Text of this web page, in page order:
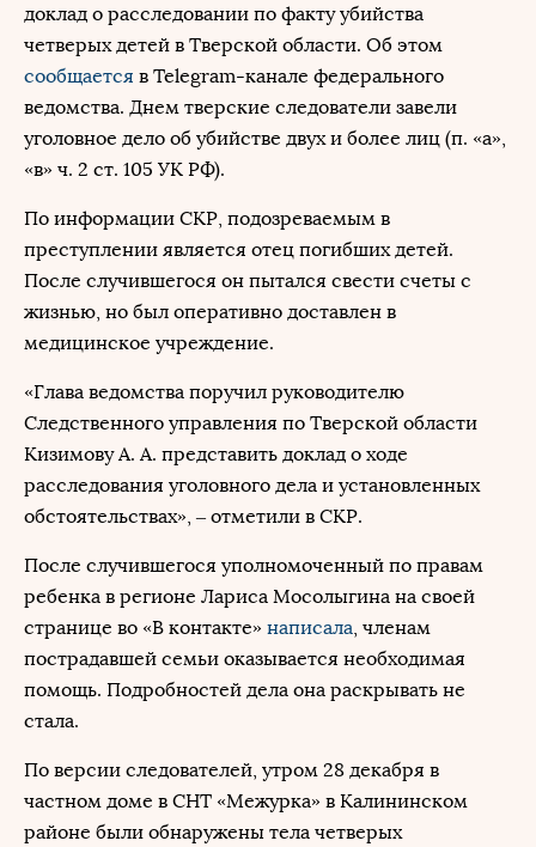
доклад о расследовании по факту убийства
четверых детей в Тверской области. Об этом
сообщается в Telegram-канале федерального
ведомства. Днем тверские следователи завели
уголовное дело об убийстве двух и более лиц (п. «а»,
«в» ч. 2 ст. 105 УК РФ).
По информации СКР, подозреваемым в
преступлении является отец погибших детей.
После случившегося он пытался свести счеты с
жизнью, но был оперативно доставлен в
медицинское учреждение.
«Глава ведомства поручил руководителю
Следственного управления по Тверской области
Кизимову А. А. представить доклад о ходе
расследования уголовного дела и установленных
обстоятельствах», – отметили в СКР.
После случившегося уполномоченный по правам
ребенка в регионе Лариса Мосолыгина на своей
странице во «В контакте» написала, членам
пострадавшей семьи оказывается необходимая
помощь. Подробностей дела она раскрывать не
стала.
По версии следователей, утром 28 декабря в
частном доме в СНТ «Межурка» в Калининском
районе были обнаружены тела четверых